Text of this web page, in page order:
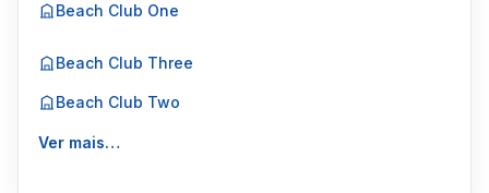
Beach Club One
Beach Club Three
Beach Club Two
Ver mais…